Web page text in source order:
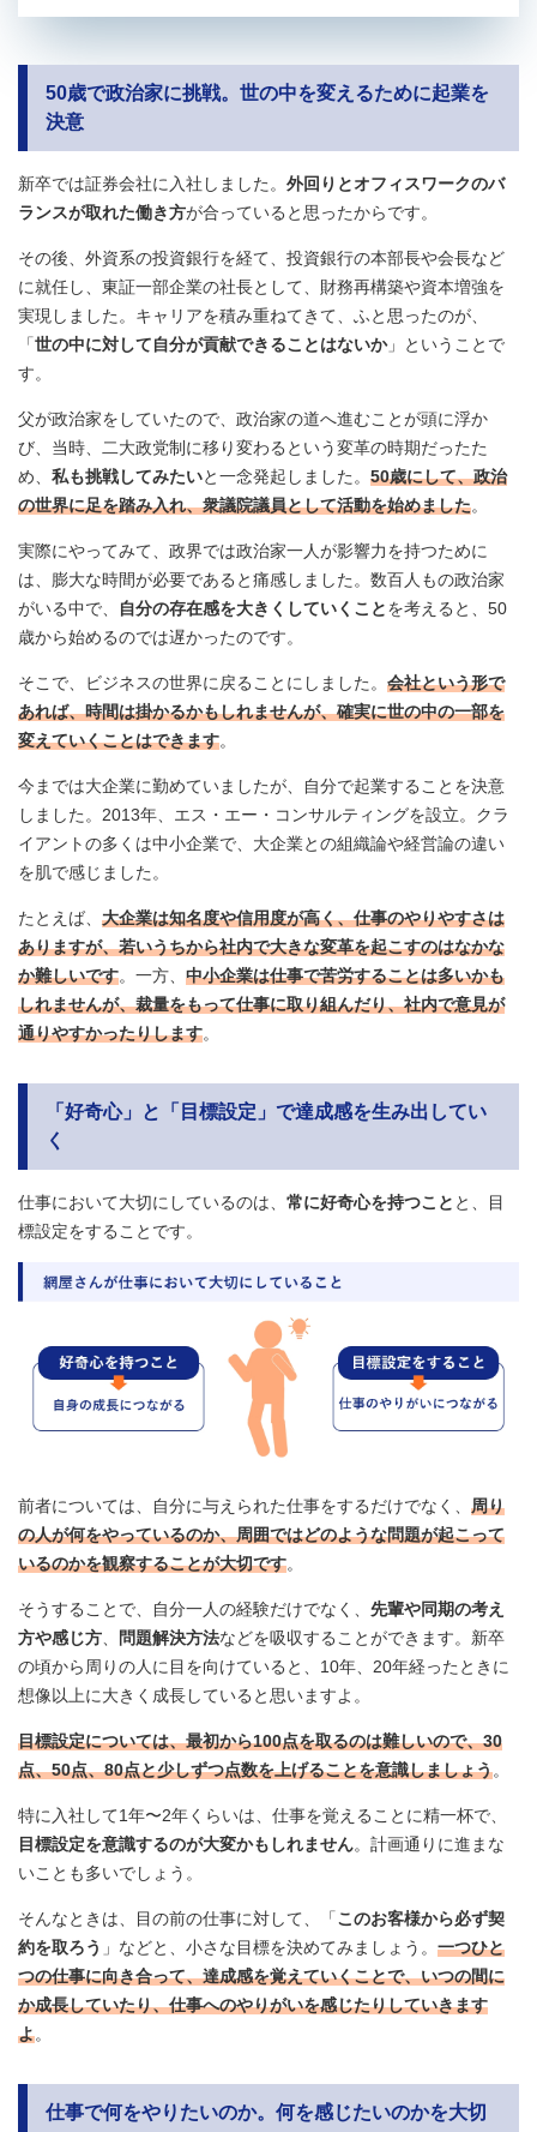
50歳で政治家に挑戦。世の中を変えるために起業を
決意
新卒では証券会社に入社しました。 外回りとオフィスワークのバ
ランスが取れた働き方が合っていると思ったからです。
その後、外資系の投資銀行を経て、投資銀行の本部長や会長など
に就任し、東証一部企業の社長として、財務再構築や資本増強を
実現しました。キャリアを積み重ねてきて、ふと思ったのが、
「世の中に対して自分が貢献できることはないか」ということで
す。
父が政治家をしていたので、政治家の道へ進むことが頭に浮か
び、当時、二大政党制に移り変わるという変革の時期だったた
め、 私も挑戦してみたいと一念発起しました。 50歳にして、政治
の世界に足を踏み入れ、衆議院議員として活動を始めました。
実際にやってみて、政界では政治家一人が影響力を持つために
は、膨大な時間が必要であると痛感しました。数百人もの政治家
がいる中で、
自分の存在感を大きくしていくことを考えると、50
歳から始めるのでは遅かったのです。
そこで、ビジネスの世界に戻ることにしました。 会社という形で
あれば、時間は掛かるかもしれませんが、確実に世の中の一部を
変えていくことはできます。
今までは大企業に勤めていましたが、自分で起業することを決意
しました。2013年、エス・エー・コンサルティングを設立。クラ
イアントの多くは中小企業で、大企業との組織論や経営論の違い
を肌で感じました。
たとえば、 大企業は知名度や信用度が高く、仕事のやりやすさは
ありますが、若いうちから社内で大きな変革を起こすのはなかな
か難しいです。一方、 中小企業は仕事で苦労することは多いかも
しれませんが、裁量をもって仕事に取り組んだり、社内で意見が
通りやすかったりします。
「好奇心」と「目標設定」で達成感を生み出してい
く
仕事において大切にしているのは、 常に好奇心を持つこと と、目
標設定をすることです。
前者については、自分に与えられた仕事をするだけでなく、 周り
の人が何をやっているのか、周囲ではどのような問題が起こって
いるのかを観察することが大切です。
そうすることで、自分一人の経験だけでなく、 先輩や同期の考え
方や感じ方、 問題解決方法などを吸収することができます。新卒
の頃から周りの人に目を向けていると、10年、20年経ったときに
想像以上に大きく成長していると思いますよ。
目標設定については、最初から100点を取るのは難しいので、30
点、50点、80点と少しずつ点数を上げることを意識しましょう。
特に入社して1年〜2年くらいは、仕事を覚えることに精一杯で、
目標設定を意識するのが大変かもしれません。計画通りに進まな
いことも多いでしょう。
そんなときは、目の前の仕事に対して、「このお客様から必ず契
約を取ろう 」などと、小さな目標を決めてみましょう。 一つひと
つの仕事に向き合って、達成感を覚えていくことで、いつの間に
か成長していたり、仕事へのやりがいを感じたりしていきます
よ。
仕事で何をやりたいのか。何を感じたいのかを大切